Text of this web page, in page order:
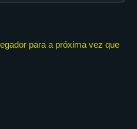
para a próxima vez que